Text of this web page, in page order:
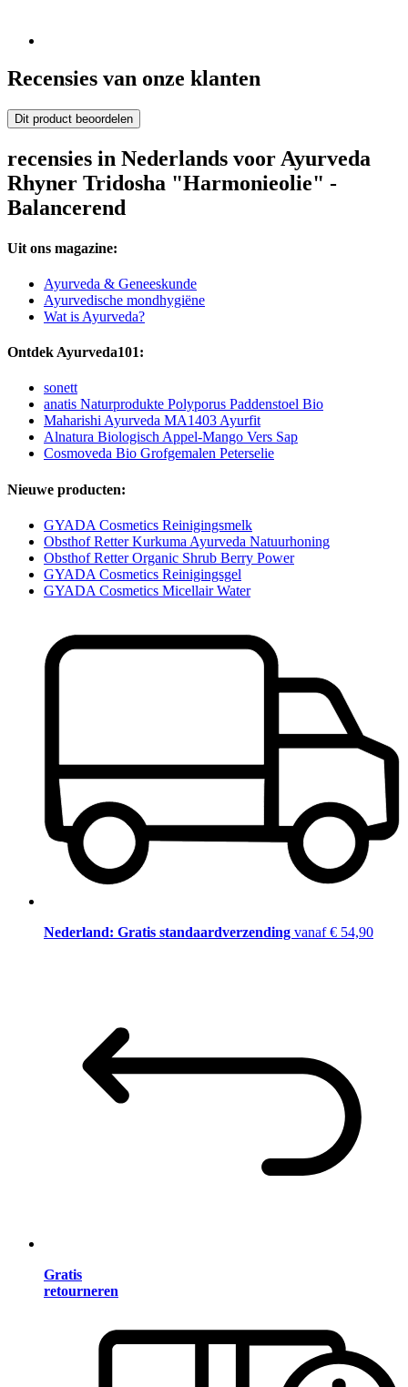
Recensies van onze klanten
Dit product beoordelen
recensies in Nederlands voor Ayurveda
Rhyner Tridosha "Harmonieolie" -
Balancerend
Uit ons magazine:
Ayurveda & Geneeskunde
Ayurvedische mondhygiëne
Wat is Ayurveda?
Ontdek Ayurveda101:
sonett
anatis Naturprodukte Polyporus Paddenstoel Bio
Maharishi Ayurveda MA1403 Ayurfit
Alnatura Biologisch Appel-Mango Vers Sap
Cosmoveda Bio Grofgemalen Peterselie
Nieuwe producten:
GYADA Cosmetics Reinigingsmelk
Obsthof Retter Kurkuma Ayurveda Natuurhoning
Obsthof Retter Organic Shrub Berry Power
GYADA Cosmetics Reinigingsgel
GYADA Cosmetics Micellair Water
Nederland: Gratis standaardverzending vanaf € 54,90
Gratis
retourneren